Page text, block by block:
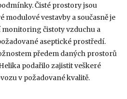
Čisté prostory jsou
modulové vestavby a současně je
čistoty vzduchu a
aseptické prostředí.
předem daných prostorů
podařilo zajistit veškeré
v požadované kvalitě.